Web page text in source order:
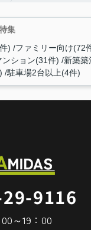
集
) ファミリー向け(72
ンション(31件) 新築築
駐車場2台以上(4件)
9116
～19：00